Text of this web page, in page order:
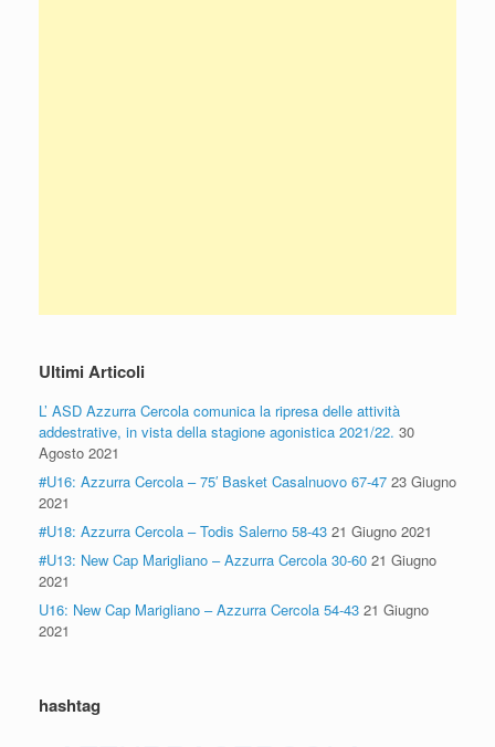
Ultimi Articoli
L’ ASD Azzurra Cercola comunica la ripresa delle attività
addestrative, in vista della stagione agonistica 2021/22. 30
Agosto 2021
#U16: Azzurra Cercola – 75′ Basket Casalnuovo 67-47 23 Giugno
2021
#U18: Azzurra Cercola – Todis Salerno 58-43 21 Giugno 2021
#U13: New Cap Marigliano – Azzurra Cercola 30-60 21 Giugno
2021
U16: New Cap Marigliano – Azzurra Cercola 54-43 21 Giugno
2021
hashtag